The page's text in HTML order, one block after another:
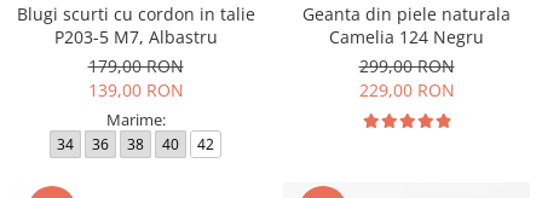
Blugi scurti cu cordon in talie
P203-5 M7, Albastru
179,00 RON
139,00 RON
Marime:
34 36 38 40 42
Geanta din piele naturala
Camelia 124 Negru
299,00 RON
229,00 RON